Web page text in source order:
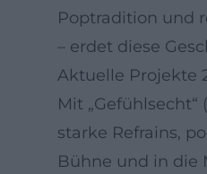
Poptradition und
– erdet diese
Aktuelle Projekte
Mit
starke Refrains,
Bühne und in die